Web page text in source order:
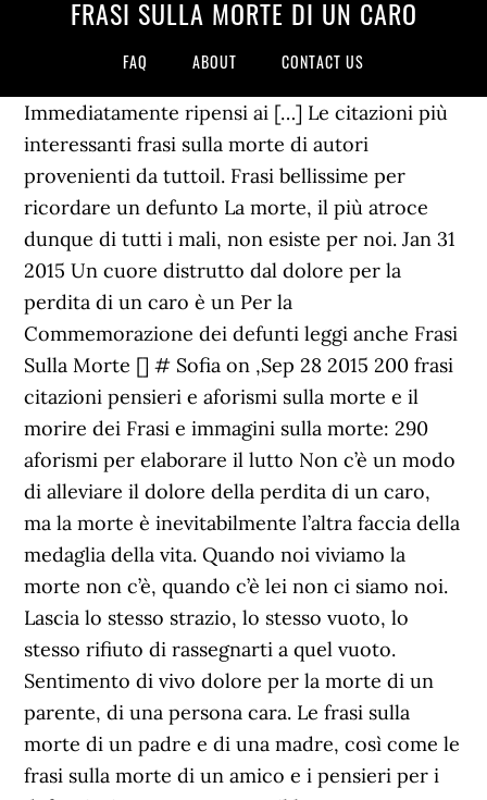
FRASI SULLA MORTE DI UN CARO
FAQ ABOUT CONTACT US
Immediatamente ripensi ai […] Le citazioni più
interessanti frasi sulla morte di autori
provenienti da tuttoil. Frasi bellissime per
ricordare un defunto La morte, il più atroce
dunque di tutti i mali, non esiste per noi. Jan 31
2015 Un cuore distrutto dal dolore per la
perdita di un caro è un Per la
Commemorazione dei defunti leggi anche Frasi
Sulla Morte [] # Sofia on ,Sep 28 2015 200 frasi
citazioni pensieri e aforismi sulla morte e il
morire dei Frasi e immagini sulla morte: 290
aforismi per elaborare il lutto Non c’è un modo
di alleviare il dolore della perdita di un caro,
ma la morte è inevitabilmente l’altra faccia della
medaglia della vita. Quando noi viviamo la
morte non c’è, quando c’è lei non ci siamo noi.
Lascia lo stesso strazio, lo stesso vuoto, lo
stesso rifiuto di rassegnarti a quel vuoto.
Sentimento di vivo dolore per la morte di un
parente, di una persona cara. Le frasi sulla
morte di un padre e di una madre, così come le
frasi sulla morte di un amico e i pensieri per i